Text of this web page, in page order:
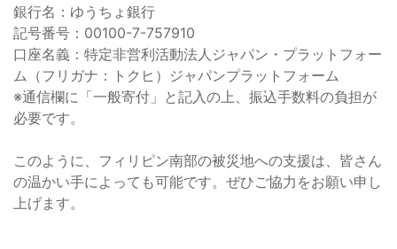
銀行名：ゆうちょ銀行
記号番号：00100-7-757910
口座名義：特定非営利活動法人ジャパン・プラットフォー
ム（フリガナ：トクヒ）ジャパンプラットフォーム
※通信欄に「一般寄付」と記入の上、振込手数料の負担が
必要です。
このように、フィリピン南部の被災地への支援は、皆さん
の温かい手によっても可能です。ぜひご協力をお願い申し
上げます。